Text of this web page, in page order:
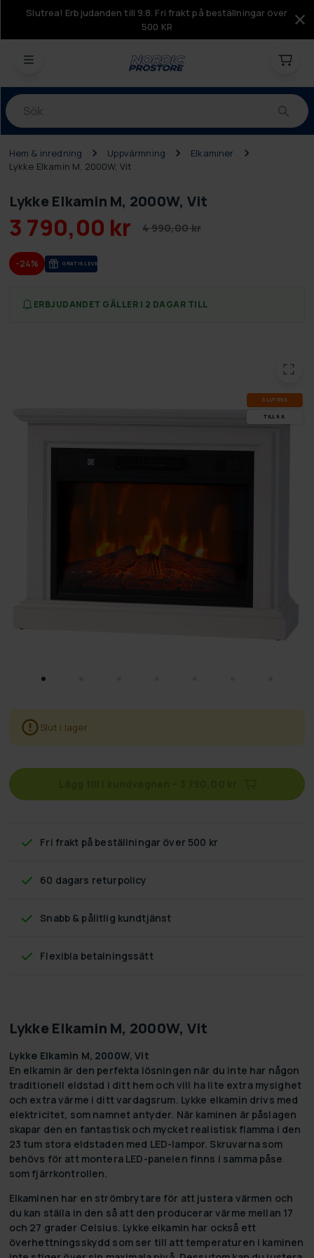
Slutrea! Erbjudanden till 9.8. Fri frakt på beställningar över
500 KR
Produkter
Hem & inredning Uppvärmning
Elkaminer
Lykke Elkamin M, 2000W, Vit
Lykke Elkamin M, 2000W, Vit
3 790,00 kr 4 990,00 kr
-24% GRA­TIS LE­VE­RANS
ERBJUDANDET GÄLLER I 2 DAGAR TILL
SLUT­REA
TILL 9.8.
Slut i lager
Fri frakt på beställningar över 500 kr
60 dagars returpolicy
Snabb & pålitlig kundtjänst
Flexibla betalningssätt
Lykke Elkamin M, 2000W, Vit
Lykke Elkamin M, 2000W, Vit
En elkamin är den perfekta lösningen när du inte har någon
traditionell eldstad i ditt hem och vill ha lite extra mysighet
och extra värme i ditt vardagsrum. Lykke elkamin drivs med
elektricitet, som namnet antyder. När kaminen är påslagen
skapar den en fantastisk och mycket realistisk flamma i den
23 tum stora eldstaden med LED-lampor. Skruvarna som
behövs för att montera LED-panelen finns i samma påse
som fjärrkontrollen.
Elkaminen har en strömbrytare för att justera värmen och
du kan ställa in den så att den producerar värme mellan 17
och 27 grader Celsius. Lykke elkamin har också ett
överhettningsskydd som ser till att temperaturen i kaminen